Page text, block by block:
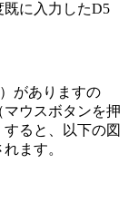
に入力したD5
がありますの
ウスボタンを押
ると、以下の図
ます。